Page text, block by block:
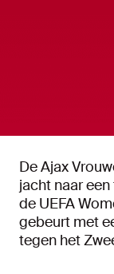
De Ajax
jacht naar
de UEFA
gebeurt met
tegen het